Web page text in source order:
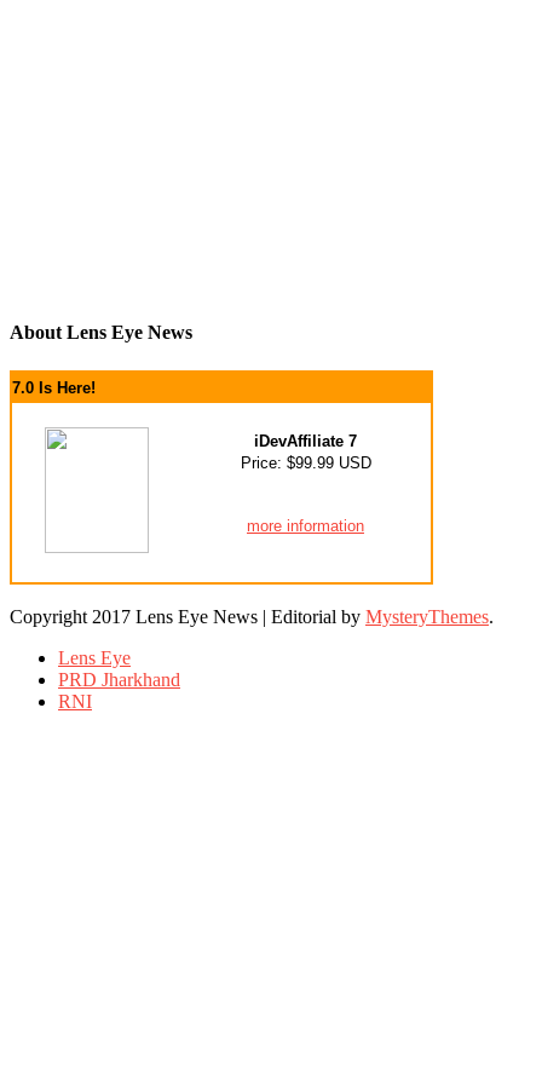
About Lens Eye News
7.0 Is Here!
iDevAffiliate 7
Price: $99.99 USD
more information
Copyright 2017 Lens Eye News | Editorial by MysteryThemes.
Lens Eye
PRD Jharkhand
RNI